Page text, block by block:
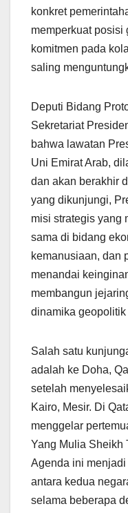
konkret
memperkuat posisi
komitmen pada
saling
Deputi Bidang
Sekretariat
bahwa lawatan
Uni Emirat Arab,
dan akan berakhir
yang dikunjungi,
misi strategis yang
sama di bidang
kemanusiaan, dan
menandai
membangun
dinamika geopolitik
Salah satu
adalah ke Doha,
setelah
Kairo, Mesir. Di
menggelar
Yang Mulia Sheikh
Agenda ini
antara kedua
selama beberapa